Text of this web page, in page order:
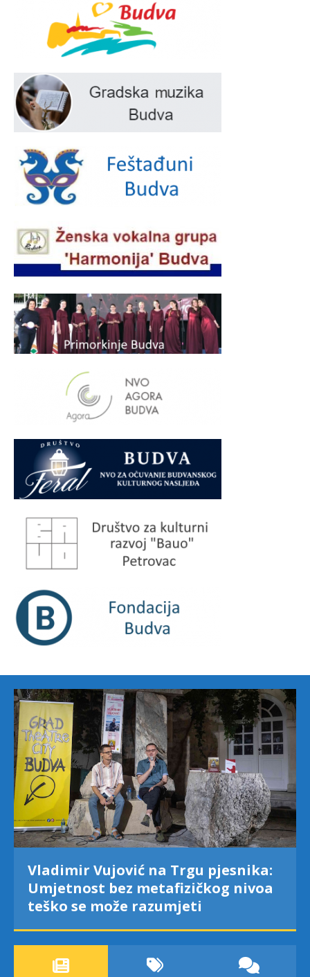
Vladimir Vujović na Trgu pjesnika:
Umjetnost bez metafizičkog nivoa
teško se može razumjeti